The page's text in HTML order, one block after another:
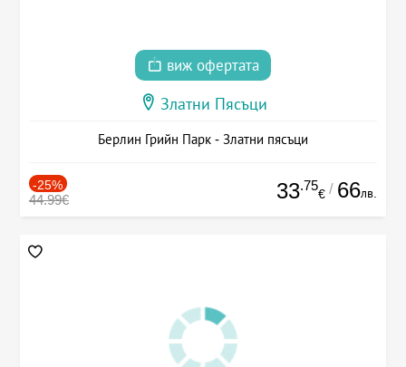
виж офертата
Златни Пясъци
Берлин Грийн Парк - Златни пясъци
-25%
44.99€ 33.75
€ / 66лв.